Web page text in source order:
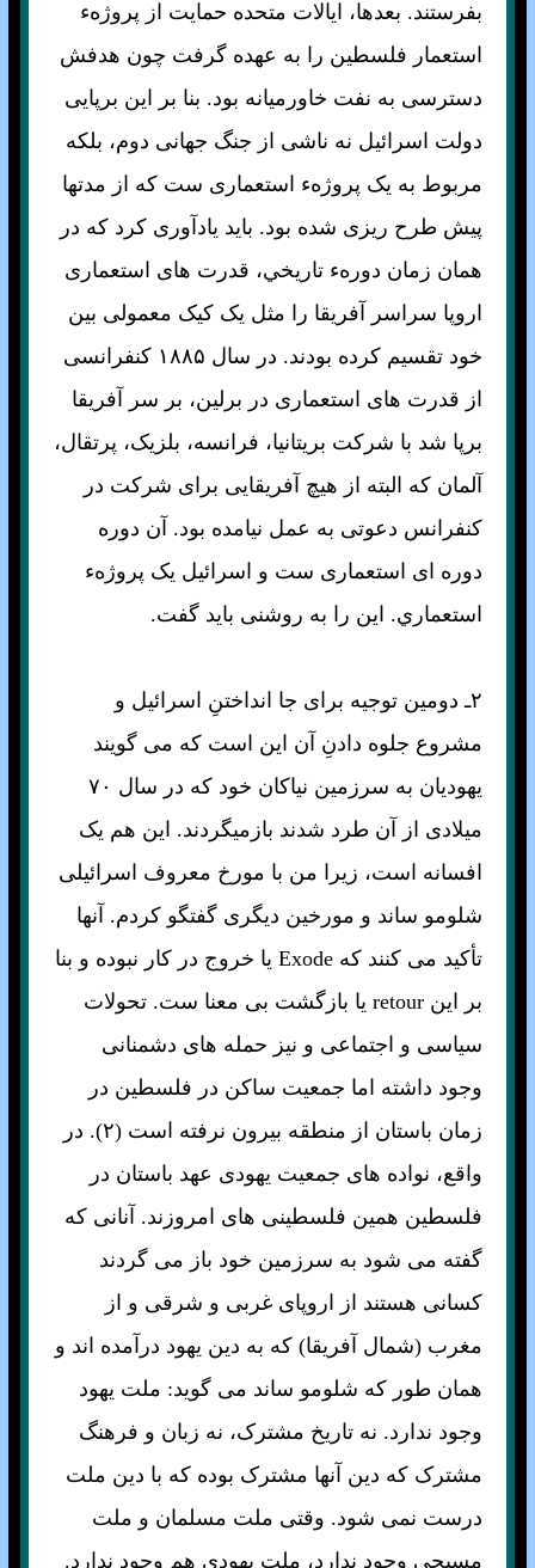
بفرستند. بعدها، ايالات متحده حمايت از پروژهء
استعمار فلسطين را به عهده گرفت چون هدفش
دسترسی به نفت خاورميانه بود. بنا بر اين برپايی
دولت اسرائيل نه ناشی از جنگ جهانی دوم، بلکه
مربوط به يک پروژهء استعماری ست که از مدتها
پيش طرح ريزی شده بود. بايد يادآوری کرد که در
همان زمان دورهء تاريخي، قدرت های استعماری
اروپا سراسر آفريقا را مثل يک کيک معمولی بين
خود تقسيم کرده بودند. در سال ۱۸۸۵ کنفرانسی
از قدرت های استعماری در برلين، بر سر آفريقا
برپا شد با شرکت بريتانيا، فرانسه، بلزيک، پرتقال،
آلمان که البته از هيچ آفريقايی برای شرکت در
کنفرانس دعوتی به عمل نيامده بود. آن دوره
دوره ای استعماری ست و اسرائيل يک پروژهء
استعماري. اين را به روشنی بايد گفت.
۲ـ دومين توجيه برای جا انداختنِ اسرائيل و
مشروع جلوه دادنِ آن اين است که می گويند
يهوديان به سرزمين نياکان خود که در سال ۷۰
ميلادی از آن طرد شدند بازميگردند. اين هم يک
افسانه است، زيرا من با مورخ معروف اسرائيلی
شلومو ساند و مورخين ديگری گفتگو کردم. آنها
تأکيد می کنند که Exode يا خروج در کار نبوده و بنا
بر اين retour يا بازگشت بی معنا ست. تحولات
سياسی و اجتماعی و نيز حمله های دشمنانی
وجود داشته اما جمعيت ساکن در فلسطين در
زمان باستان از منطقه بيرون نرفته است (۲). در
واقع، نواده های جمعيت يهودی عهد باستان در
فلسطين همين فلسطينی های امروزند. آنانی که
گفته می شود به سرزمين خود باز می گردند
کسانی هستند از اروپای غربی و شرقی و از
مغرب (شمال آفريقا) که به دين يهود درآمده اند و
همان طور که شلومو ساند می گويد: ملت يهود
وجود ندارد. نه تاريخ مشترک، نه زبان و فرهنگ
مشترک که دين آنها مشترک بوده که با دين ملت
درست نمی شود. وقتی ملت مسلمان و ملت
مسيحی وجود ندارد، ملت يهودی هم وجود ندارد.